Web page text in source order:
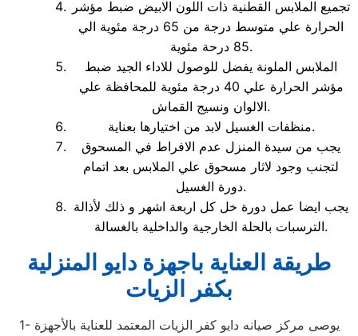
تجميع الملابس القطنية ذات اللون الابيض ضبط مؤشر
الحرارة علي متوسط درجة من 65 درجة مئوية الي
85 درحة مئوية.
الملابس الملونة يفضل للوصول للاداء الجيد ضبط
مؤشر الحرارة علي 40 درجة مئوية للمحافظة علي
الالوان ونسيج القماش.
منظفات الغسيل لابد من اختيارها بعناية.
يجب من سيدة المنزل عدم الافراط في المسحوق
لتجنب وجود لاثار مسحوق علي الملابس بعد اتمام
دورة الغسيل.
يجب ايضا عمل دورة خل كل اربعة اشهر و ذلك لأذالة
الترسبات بالحلة الخارجية والداخلية بالغسالة.
طريقة العناية باجهزة دايو المنزلية
بكفر الزيات
1- يوصى مركز صيانه دايو كفر الزيات المعتمد للعناية بالأجهزة